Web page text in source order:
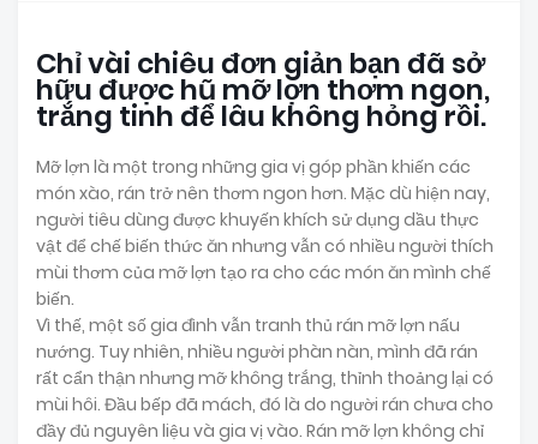
Chỉ vài chiêu đơn giản bạn đã sở
hữu được hũ mỡ lợn thơm ngon,
trắng tinh để lâu không hỏng rồi.
Mỡ lợn là một trong những gia vị góp phần khiến các
món xào, rán trở nên thơm ngon hơn. Mặc dù hiện nay,
người tiêu dùng được khuyến khích sử dụng dầu thực
vật để chế biến thức ăn nhưng vẫn có nhiều người thích
mùi thơm của mỡ lợn tạo ra cho các món ăn mình chế
biến.
Vì thế, một số gia đình vẫn tranh thủ rán mỡ lợn nấu
nướng. Tuy nhiên, nhiều người phàn nàn, mình đã rán
rất cẩn thận nhưng mỡ không trắng, thỉnh thoảng lại có
mùi hôi. Đầu bếp đã mách, đó là do người rán chưa cho
đầy đủ nguyên liệu và gia vị vào. Rán mỡ lợn không chỉ